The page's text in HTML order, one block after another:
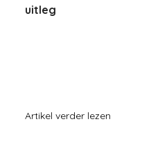
uitleg
Artikel verder lezen